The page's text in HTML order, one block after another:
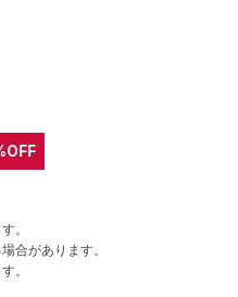
。
合があります。
。